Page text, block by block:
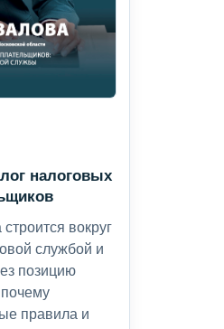
налоговых
вокруг
службой и
позицию
правила и